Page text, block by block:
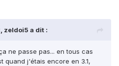
zeldoi5 a dit :
ne passe pas... en tous cas
quand j'étais encore en 3.1,